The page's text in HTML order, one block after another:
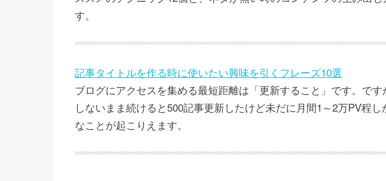
す。
記事タイトルを作る時に使いたい興味を引くフレーズ10選
ブログにアクセスを集める最短距離は「更新すること」です。で
しないまま続けると500記事更新したけど未だに月間1～2万PV程
なことが起こりえます。